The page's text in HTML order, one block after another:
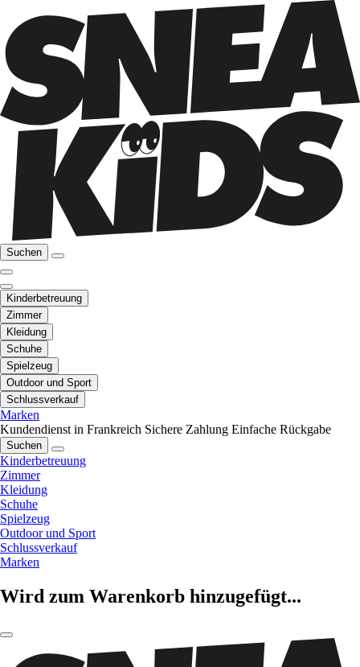
Suchen
Kinderbetreuung
Zimmer
Kleidung
Schuhe
Spielzeug
Outdoor und Sport
Schlussverkauf
Marken
Kundendienst in Frankreich Sichere Zahlung Einfache Rückgabe
Suchen
Kinderbetreuung
Zimmer
Kleidung
Schuhe
Spielzeug
Outdoor und Sport
Schlussverkauf
Marken
Wird zum Warenkorb hinzugefügt...